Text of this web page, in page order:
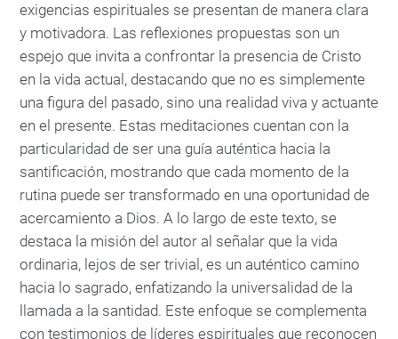
exigencias espirituales se presentan de manera clara
y motivadora. Las reflexiones propuestas son un
espejo que invita a confrontar la presencia de Cristo
en la vida actual, destacando que no es simplemente
una figura del pasado, sino una realidad viva y actuante
en el presente. Estas meditaciones cuentan con la
particularidad de ser una guía auténtica hacia la
santificación, mostrando que cada momento de la
rutina puede ser transformado en una oportunidad de
acercamiento a Dios. A lo largo de este texto, se
destaca la misión del autor al señalar que la vida
ordinaria, lejos de ser trivial, es un auténtico camino
hacia lo sagrado, enfatizando la universalidad de la
llamada a la santidad. Este enfoque se complementa
con testimonios de líderes espirituales que reconocen